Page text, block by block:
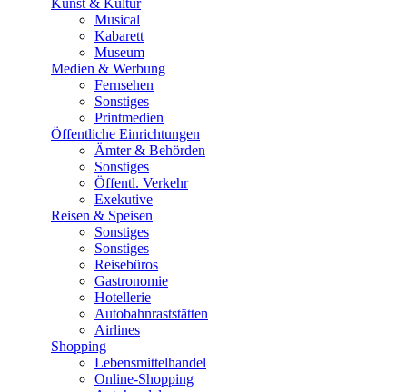
Kunst & Kultur
Musical
Kabarett
Museum
Medien & Werbung
Fernsehen
Sonstiges
Printmedien
Öffentliche Einrichtungen
Ämter & Behörden
Sonstiges
Öffentl. Verkehr
Exekutive
Reisen & Speisen
Sonstiges
Sonstiges
Reisebüros
Gastronomie
Hotellerie
Autobahnraststätten
Airlines
Shopping
Lebensmittelhandel
Online-Shopping